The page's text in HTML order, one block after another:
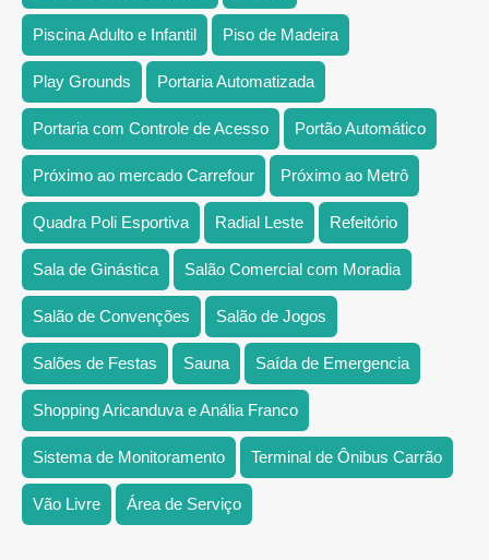
Piscina Adulto e Infantil Piso de Madeira
Play Grounds Portaria Automatizada
Portaria com Controle de Acesso Portão Automático
Próximo ao mercado Carrefour Próximo ao Metrô
Quadra Poli Esportiva Radial Leste Refeitório
Sala de Ginástica Salão Comercial com Moradia
Salão de Convenções Salão de Jogos
Salões de Festas Sauna Saída de Emergencia
Shopping Aricanduva e Anália Franco
Sistema de Monitoramento Terminal de Ônibus Carrão
Vão Livre Área de Serviço